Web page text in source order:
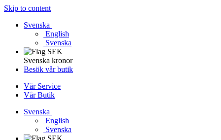
Skip to content
Svenska
English
Svenska
Svenska kronor
Besök vår butik
Vår Service
Vår Butik
Svenska
English
Svenska